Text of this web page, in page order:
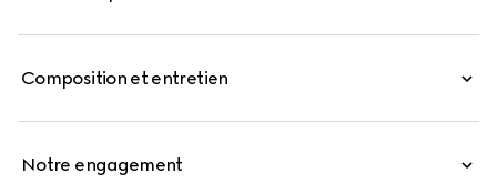
coutumière des emprunts à l’univers équestre.
Composition et entretien
Notre engagement